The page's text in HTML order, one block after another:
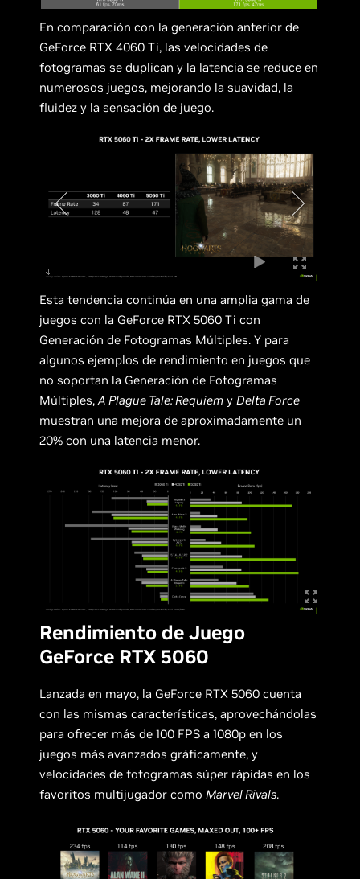
En comparación con la generación anterior de
GeForce RTX 4060 Ti, las velocidades de
fotogramas se duplican y la latencia se reduce en
numerosos juegos, mejorando la suavidad, la
fluidez y la sensación de juego.
Esta tendencia continúa en una amplia gama de
juegos con la GeForce RTX 5060 Ti con
Generación de Fotogramas Múltiples. Y para
algunos ejemplos de rendimiento en juegos que
no soportan la Generación de Fotogramas
Múltiples,A Plague Tale: Requiem y Delta Force
muestran una mejora de aproximadamente un
20% con una latencia menor.
Rendimiento de Juego
GeForce RTX 5060
Lanzada en mayo, la GeForce RTX 5060 cuenta
con las mismas características, aprovechándolas
para ofrecer más de 100 FPS a 1080p en los
juegos más avanzados gráficamente, y
velocidades de fotogramas súper rápidas en los
favoritos multijugador como Marvel Rivals.